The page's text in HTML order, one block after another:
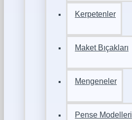
Kerpetenler
Maket Bıçakları
Mengeneler
Pense Modelleri